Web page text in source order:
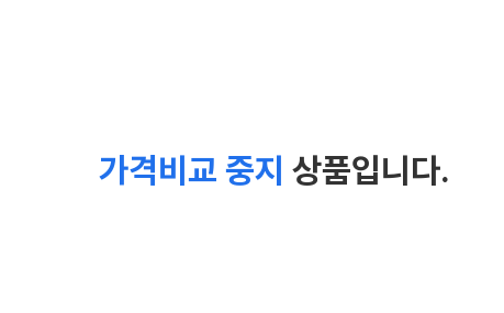
가격비교 중지 상품입니다.